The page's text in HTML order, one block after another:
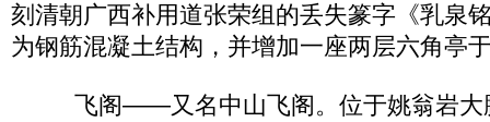
刻清朝广西补用道张荣组的丢失篆字《乳泉
为钢筋混凝土结构，并增加一座两层六角亭
飞阁——又名中山飞阁。位于姚翁岩大